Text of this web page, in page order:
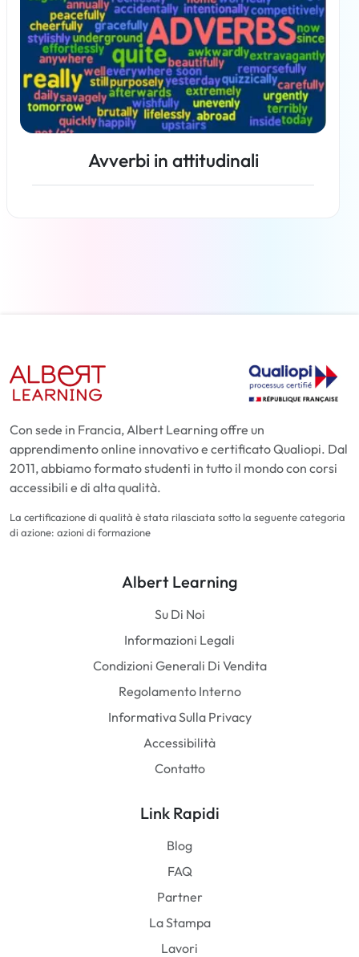
Avverbi in attitudinali
Con sede in Francia, Albert Learning offre un
apprendimento online innovativo e certificato Qualiopi. Dal
2011, abbiamo formato studenti in tutto il mondo con corsi
accessibili e di alta qualità.
La certificazione di qualità è stata rilasciata sotto la seguente categoria
di azione: azioni di formazione
Albert Learning
Su Di Noi
Informazioni Legali
Condizioni Generali Di Vendita
Regolamento Interno
Informativa Sulla Privacy
Accessibilità
Contatto
Link Rapidi
Blog
FAQ
Partner
La Stampa
Lavori